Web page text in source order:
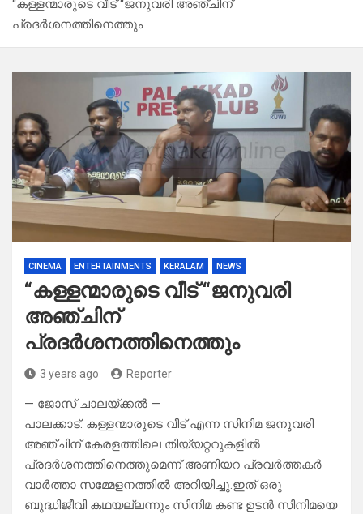
“കള്ളന്മാരുടെ വീട് “ജനുവരി അഞ്ചിന്
പ്രദർശനത്തിനെത്തും
CINEMA ENTERTAINMENTS KERALAM NEWS
“കള്ളന്മാരുടെ വീട് “ജനുവരി
അഞ്ചിന്
പ്രദർശനത്തിനെത്തും
3 years ago Reporter
— ജോസ് ചാലയ്ക്കൽ —
പാലക്കാട്: കള്ളന്മാരുടെ വീട് എന്ന സിനിമ ജനുവരി
അഞ്ചിന് കേരളത്തിലെ തിയ്യറ്ററുകളിൽ
പ്രദർശനത്തിനെത്തുമെന്ന് അണിയറ പ്രവർത്തകർ
വാർത്താ സമ്മേളനത്തിൽ അറിയിച്ചു.ഇത് ഒരു
ബുദ്ധിജീവി കഥയല്ലന്നും സിനിമ കണ്ട ഉടൻ സിനിമയെ